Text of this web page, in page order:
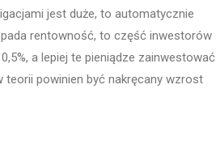
jest duże, to automatycznie
rentowność, to część inwestorów
a lepiej te pieniądze zainwestować
teorii powinien być nakręcany wzrost